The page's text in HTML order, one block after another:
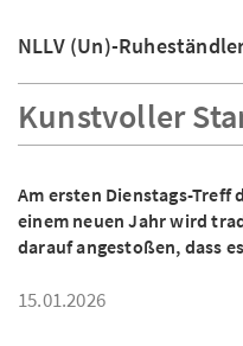
NLLV (Un)-
Kunstvoller
Am ersten Dienstags-Treff
einem neuen Jahr wird
darauf angestoßen, dass
15.01.2026